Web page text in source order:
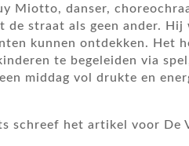
Miotto, danser,
de straat als geen ander. Hij
kunnen ontdekken. Het
te begeleiden via
middag vol drukte en
schreef het artikel voor De